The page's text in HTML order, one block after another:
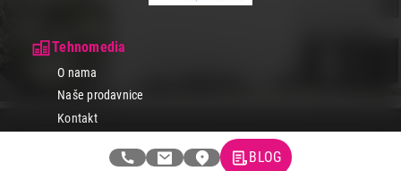
Tehnomedia
O nama
Naše prodavnice
Kontakt
Pravila privatnosti
BLOG